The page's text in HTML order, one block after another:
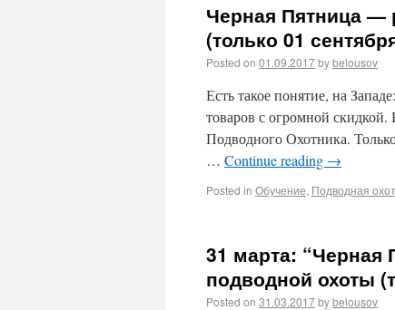
Черная Пятница —
(только 01
Posted on 01.09.2017bybelousov
Есть такое понятие, на
товаров с огромной
Подводного Охотника.
… Continue reading →
Posted in Обучение, Подводная
31 марта:
подводной охоты
Posted on 31.03.2017bybelousov